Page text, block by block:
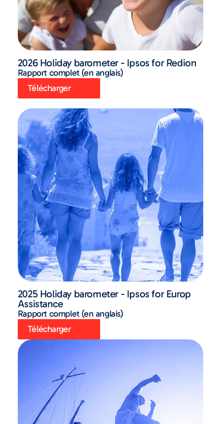
2026 Holiday barometer - Ipsos for Redion
Rapport complet (en anglais)
Télécharger
2025 Holiday barometer - Ipsos for Europ
Assistance
Rapport complet (en anglais)
Télécharger